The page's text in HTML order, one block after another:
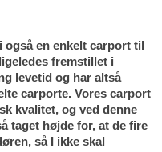
en enkelt carport til
fremstillet i
levetid og har altså
carporte. Vores carport
kvalitet, og ved denne
taget højde for, at de fire
så I ikke skal